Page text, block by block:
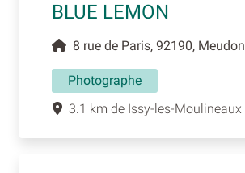
BLUE LEMON
8 rue de Paris, 92190, Meudon
Photographe
3.1 km de Issy-les-Moulineaux